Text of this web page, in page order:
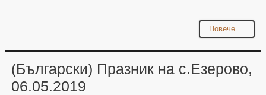
Повече ...
(Български) Празник на с.Езерово,
06.05.2019